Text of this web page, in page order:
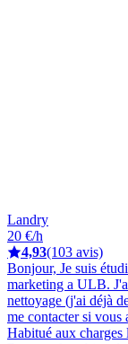
Landry
20 €/h
4,93(103 avis)
Bonjour, Je suis
marketing a ULB.
nettoyage (j'ai déjà
me contacter si vous
Habitué aux charges